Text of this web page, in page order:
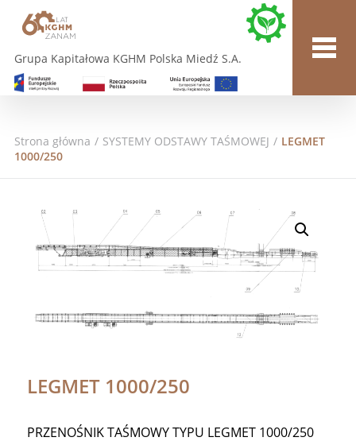
Grupa Kapitałowa KGHM Polska Miedź S.A.
Strona główna / SYSTEMY ODSTAWY TAŚMOWEJ / LEGMET
1000/250
LEGMET 1000/250
PRZENOŚNIK TAŚMOWY TYPU LEGMET 1000/250